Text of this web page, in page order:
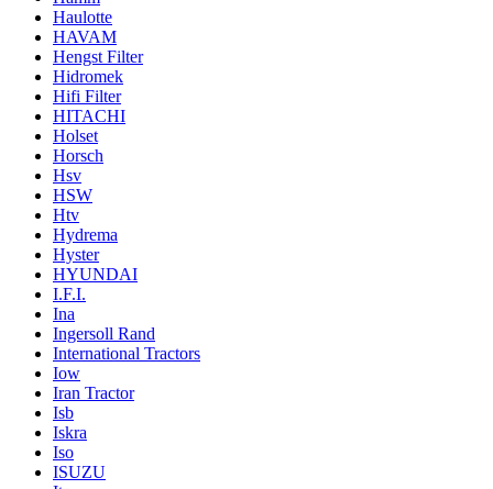
Haulotte
HAVAM
Hengst Filter
Hidromek
Hifi Filter
HITACHI
Holset
Horsch
Hsv
HSW
Htv
Hydrema
Hyster
HYUNDAI
I.F.I.
Ina
Ingersoll Rand
International Tractors
Iow
Iran Tractor
Isb
Iskra
Iso
ISUZU